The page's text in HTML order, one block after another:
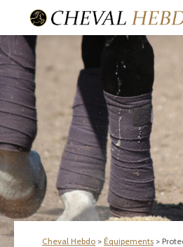
Cheval Hebdo > Équipements >